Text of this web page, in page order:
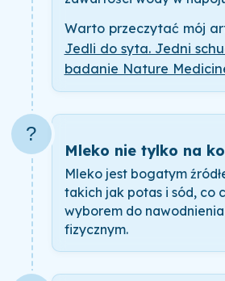
Warto przeczytać mój
Jedli do syta. Jedni
badanie Nature
?
Mleko nie tylko na
Mleko jest bogatym
takich jak potas i sód, co
wyborem do nawodnienia
fizycznym.